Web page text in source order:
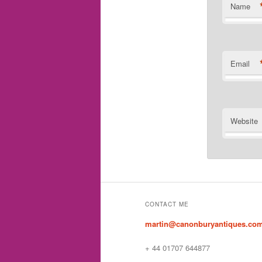
Name
Email
Website
CONTACT ME
+ 44 01707 644877